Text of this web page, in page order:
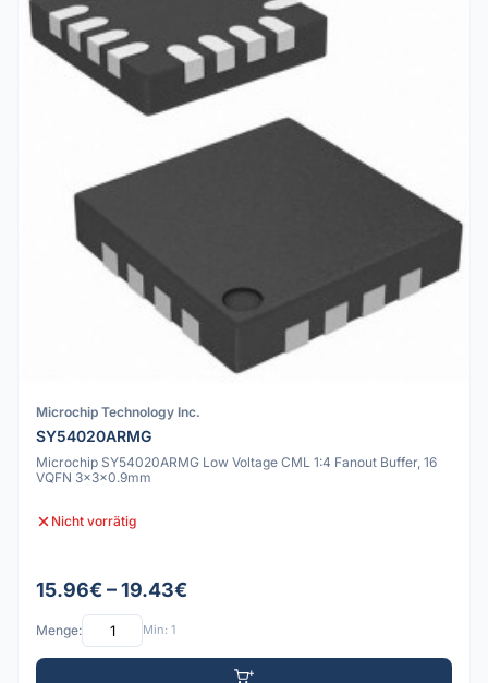
Microchip Technology Inc.
SY54020ARMG
Microchip SY54020ARMG Low Voltage CML 1:4 Fanout Buffer, 16
VQFN 3x3x0.9mm
Nicht vorrätig
15.96€ – 19.43€
Menge: Min: 1